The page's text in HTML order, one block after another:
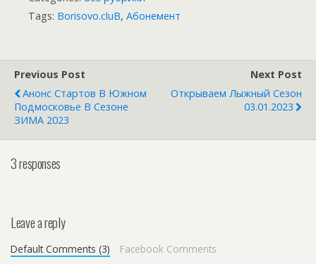
Tags: Borisovo.cluB, Абонемент
Previous Post
Анонс Стартов В Южном
Подмосковье В Сезоне
ЗИМА 2023
Next Post
Открываем Лыжный Сезон
03.01.2023
3 responses
Leave a reply
Default Comments (3) Facebook Comments